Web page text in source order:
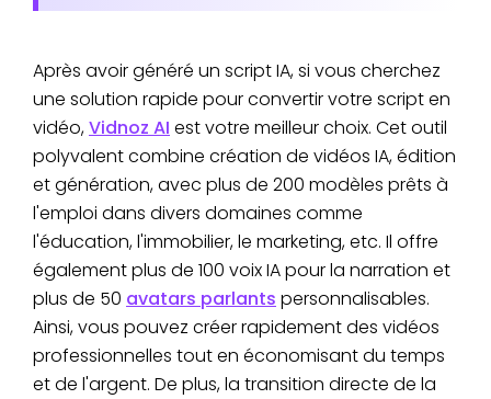
Après avoir généré un script IA, si vous cherchez
une solution rapide pour convertir votre script en
vidéo,Vidnoz AI est votre meilleur choix. Cet outil
polyvalent combine création de vidéos IA, édition
et génération, avec plus de 200 modèles prêts à
l'emploi dans divers domaines comme
l'éducation, l'immobilier, le marketing, etc. Il offre
également plus de 100 voix IA pour la narration et
plus de 50 avatars parlants personnalisables.
Ainsi, vous pouvez créer rapidement des vidéos
professionnelles tout en économisant du temps
et de l'argent. De plus, la transition directe de la